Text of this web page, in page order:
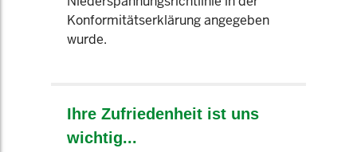
Konformitätserklärung angegeben
wurde.